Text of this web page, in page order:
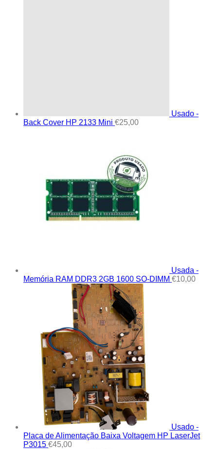
Usado -
Back Cover HP 2133 Mini €25,00
Usada -
Memória RAM DDR3 2GB 1600 SO-DIMM €10,00
Usado -
Placa de Alimentação Baixa Voltagem HP LaserJet
P3015 €45,00